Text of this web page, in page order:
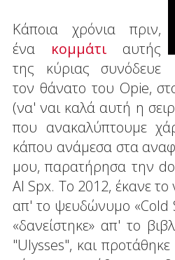
Κάποια χρόνια πριν,
ένα κομμάτι αυτής
της κύριας συνόδευε
τον θάνατο του Opie,
(να' ναι καλά αυτή η
που ανακαλύπτουμε
κάπου ανάμεσα στα
μου, παρατήρησα την
Al Spx. Το 2012, έκανε
απ' το ψευδώνυμο «Cold
«δανείστηκε» απ' το
"Ulysses", και